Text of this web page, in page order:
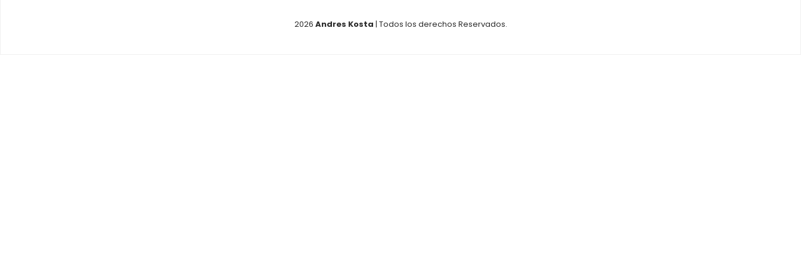
2026 Andres Kosta | Todos los derechos Reservados.